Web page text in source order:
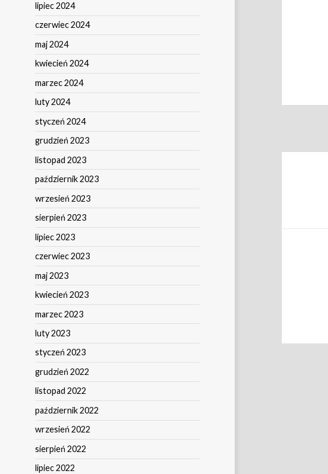
lipiec 2024
czerwiec 2024
maj 2024
kwiecień 2024
marzec 2024
luty 2024
styczeń 2024
grudzień 2023
listopad 2023
październik 2023
wrzesień 2023
sierpień 2023
lipiec 2023
czerwiec 2023
maj 2023
kwiecień 2023
marzec 2023
luty 2023
styczeń 2023
grudzień 2022
listopad 2022
październik 2022
wrzesień 2022
sierpień 2022
lipiec 2022